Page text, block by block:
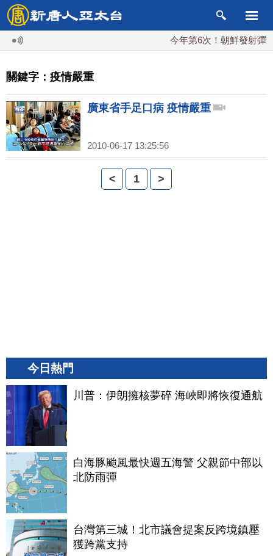
今年第6次！朝鮮發射彈
關鍵字：疫情嚴重
廣東省手足口病 疫情嚴重
2010-06-17 13:25:56
< 1 >
今日熱門
川普：伊朗擁核夢碎 海峽即將恢復通航
白海豚颱風最快週五海警 父親節中部以
北防雨彈
台灣第三城！北市議會提案反跨境鎮壓
獲跨黨支持